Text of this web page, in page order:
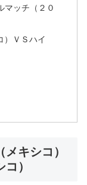
マッチ（２０
）ＶＳハイ
キシコ）
）